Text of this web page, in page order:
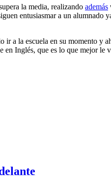
la media, realizando además
entusiasmar a un
a la escuela en su momento y
en Inglés, que es lo que mejor le